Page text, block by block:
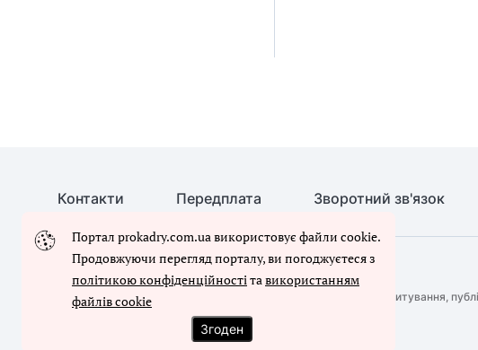
Контакти Передплата Зворотний зв'язок
© Кадровик-01, 2026. Усі права захищено
Повне або часткове копіювання будь-яких матеріалів сайту, цитування,
письмового дозволу редакції сайту
Портал prokadry.com.ua використовує файли cookie.
Продовжуючи перегляд порталу, ви погоджуєтеся з
політикою конфіденційностітавикористанням
файлів cookie
Згоден